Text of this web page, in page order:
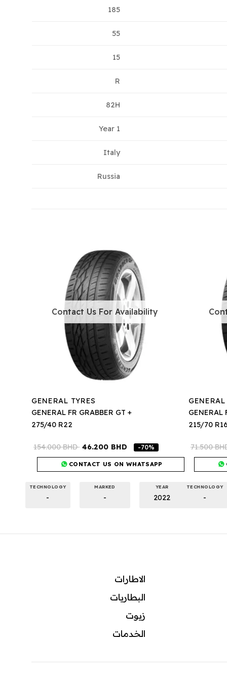
185
55
15
R
82H
1 Year
Italy
Russia
GENERAL
215/70
71.500
TECHNOLOGY
-
Contact Us For Availability
GENERAL TYRES
GENERAL FR GRABBER GT +
275/40 R22
154.000BHD 46.200 BHD -70%
CONTACT US ON WHATSAPP
YEAR
2022
MARKED
-
TECHNOLOGY
-
الاطارات
البطاريات
زيوت
الخدمات